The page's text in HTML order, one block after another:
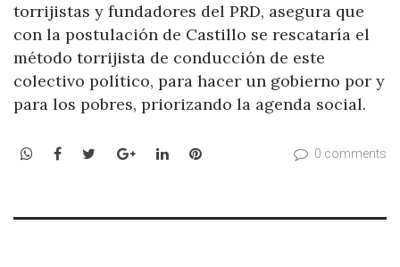
torrijistas y fundadores del PRD, asegura que
con la postulación de Castillo se rescataría el
método torrijista de conducción de este
colectivo político, para hacer un gobierno por y
para los pobres, priorizando la agenda social.
WhatsApp
Facebook
TwitterGoogle+LinkedInPinterest 0 comments